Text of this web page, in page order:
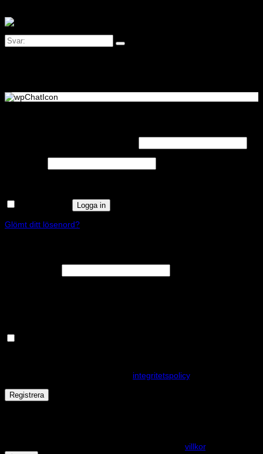
Logga in
Glömt ditt lösenord?
integritetspolicy.
Registrera
villkor.